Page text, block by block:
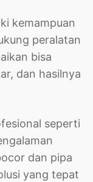
kemampuan
peralatan
bisa
dan hasilnya
seperti
dan pipa
yang tepat